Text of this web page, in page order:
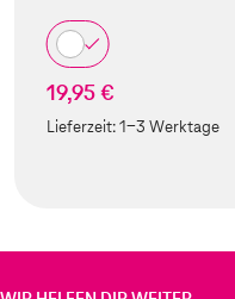
19,95 €
Lieferzeit:1-3 Werktage